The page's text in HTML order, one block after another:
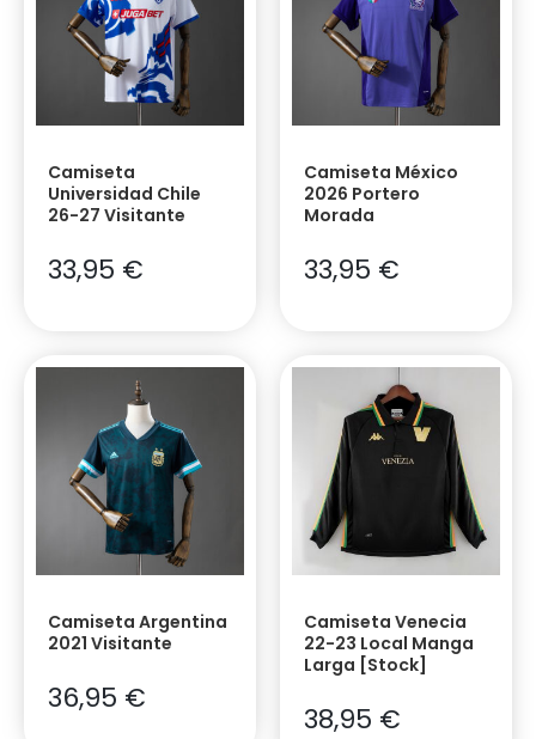
Camiseta
Universidad Chile
26-27 Visitante
33,95 €
Camiseta México
2026 Portero
Morada
33,95 €
Camiseta Argentina
2021 Visitante
36,95 €
Camiseta Venecia
22-23 Local Manga
Larga [Stock]
38,95 €